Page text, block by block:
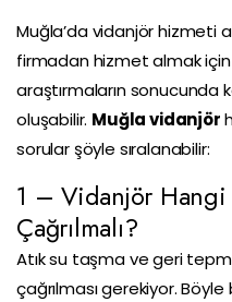
Muğla’da vidanjör hizmeti
firmadan hizmet almak
araştırmaların sonucunda
oluşabilir. Muğla vidanjör
sorular şöyle sıralanabilir:
1 – Vidanjör Hangi
Çağrılmalı?
Atık su taşma ve geri
çağrılması gerekiyor.